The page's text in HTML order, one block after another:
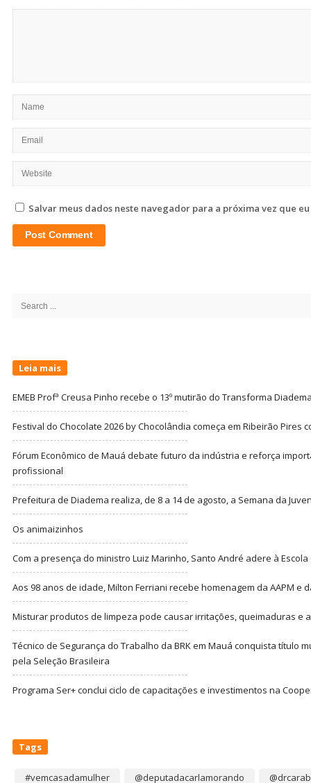
Salvar meus dados neste navegador para a próxima vez que
Search
Leia mais
EMEB Profª Creusa Pinho recebe o 13º mutirão do Transforma
Festival do Chocolate 2026 by Chocolândia começa em Ribeirão Pires
Fórum Econômico de Mauá debate futuro da indústria e reforça
profissional
Prefeitura de Diadema realiza, de 8 a 14 de agosto, a Semana da
Os animaizinhos
Com a presença do ministro Luiz Marinho, Santo André adere à
Aos 98 anos de idade, Milton Ferriani recebe homenagem da AAPM e
Misturar produtos de limpeza pode causar irritações, queimaduras e
Técnico de Segurança do Trabalho da BRK em Mauá conquista título
pela Seleção Brasileira
Programa Ser+ conclui ciclo de capacitações e investimentos na
Tags
#vemcasadamulher @deputadacarlamorando